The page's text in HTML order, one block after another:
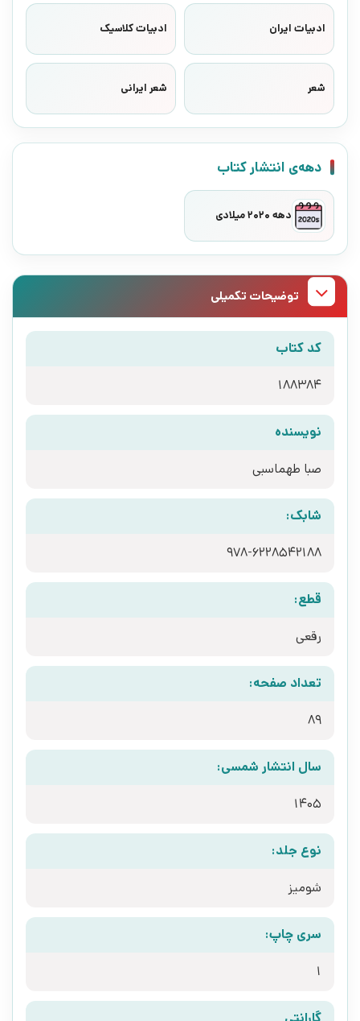
ادبیات ایران ادبیات کلاسیک
شعر شعر ایرانی
دهه‌ی انتشار کتاب
دهه 2020 میلادی
توضیحات تکمیلی
کد کتاب
188384
نویسنده
صبا طهماسبی
شابک:
978-6228542188
قطع:
رقعی
تعداد صفحه:
89
سال انتشار شمسی:
1405
نوع جلد:
شومیز
سری چاپ:
1